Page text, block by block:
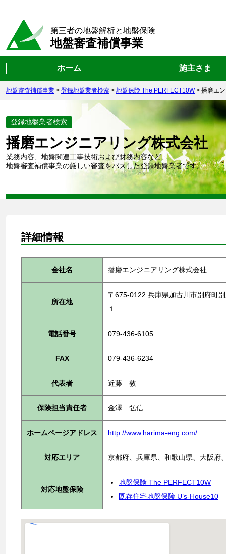
第三者の地盤解析と地盤保険
地盤審査補償事業
ホーム 施主さま
地盤審査補償事業 > 登録地盤業者検索 > 地盤保険 The PERFECT10W> 播磨エ
登録地盤業者検索
播磨エンジニアリング株式会社
業務内容、地盤関連工事技術および財務内容など、
地盤審査補償事業の厳しい審査をパスした登録地盤業者です。
詳細情報
会社名 播磨エンジニアリング株式会社
所在地
〒675-0122 兵庫県加古川市別府
１
電話番号 079-436-6105
FAX 079-436-6234
代表者 近藤 敦
保険担当責任者 金澤 弘信
ホームページアドレス http://www.harima-eng.com/
対応エリア 京都府、兵庫県、和歌山県、大阪府
対応地盤保険
地盤保険 The PERFECT10W
既存住宅地盤保険 U’s-House10